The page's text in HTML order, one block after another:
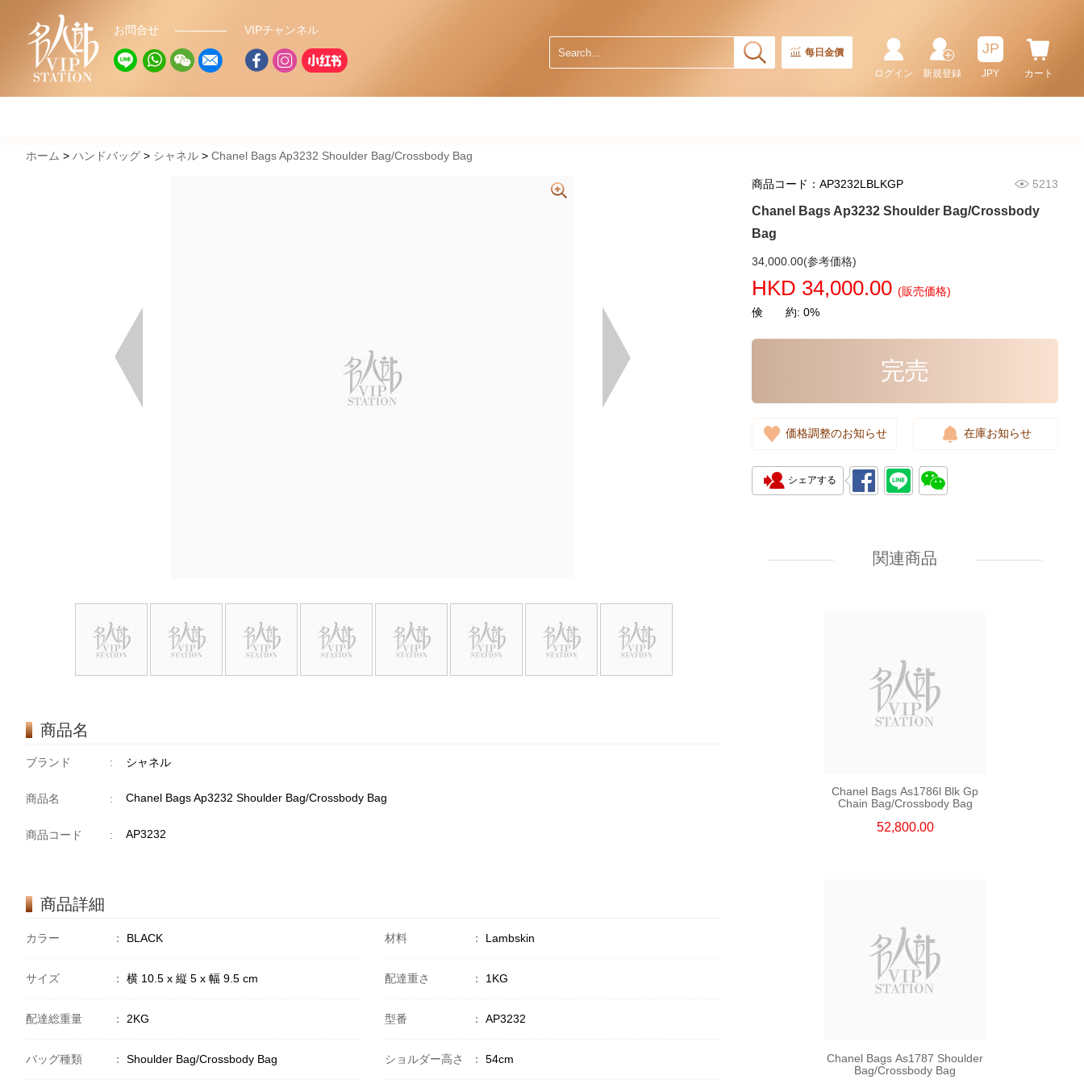
お問合せ VIPチャンネル
每日金價
カート
JP
JPY
新規登録
ログイン
ホーム ハンドバッグ シャネル Chanel Bags Ap3232 Shoulder Bag/Crossbody Bag
商品名
ブランド : シャネル
商品名 : Chanel Bags Ap3232 Shoulder Bag/Crossbody Bag
商品コード : AP3232
商品詳細
カラー ： BLACK 材料 ： Lambskin
サイズ ： 横 10.5 x 縦 5 x 幅 9.5 cm 配達重さ ： 1KG
配達総重量 ： 2KG 型番 ： AP3232
バッグ種類 ： Shoulder Bag/Crossbody Bag ショルダー高さ ： 54cm
商品コード：AP3232LBLKGP 5213
Chanel Bags Ap3232 Shoulder Bag/Crossbody
Bag
34,000.00(参考価格)
HKD 34,000.00 (販売価格)
倹 約: 0%
完売
価格調整のお知らせ 在庫お知らせ
シェアする
関連商品
Chanel Bags As5631 Shoulder
54,800.00
55,800.00
Chanel Bags As1786l Blk Gp
Chain Bag/Crossbody Bag
52,800.00
Chanel Bags As1787 Shoulder
Bag/Crossbody Bag